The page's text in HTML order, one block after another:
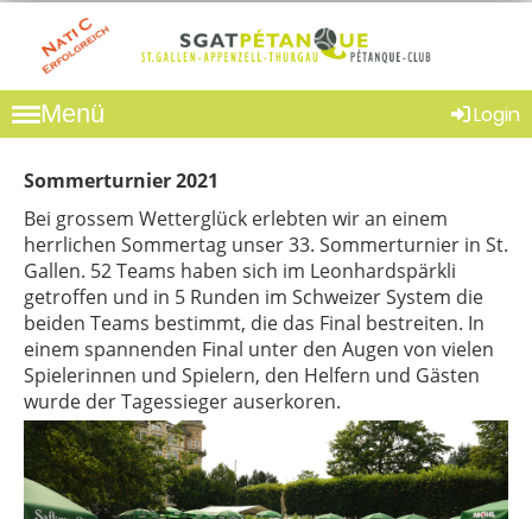
Menü Login
Sommerturnier 2021
Bei grossem Wetterglück erlebten wir an einem
herrlichen Sommertag unser 33. Sommerturnier in St.
Gallen. 52 Teams haben sich im Leonhardspärkli
getroffen und in 5 Runden im Schweizer System die
beiden Teams bestimmt, die das Final bestreiten. In
einem spannenden Final unter den Augen von vielen
Spielerinnen und Spielern, den Helfern und Gästen
wurde der Tagessieger auserkoren.